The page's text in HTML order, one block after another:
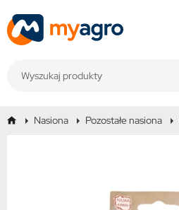
Nasiona Pozostałe nasiona